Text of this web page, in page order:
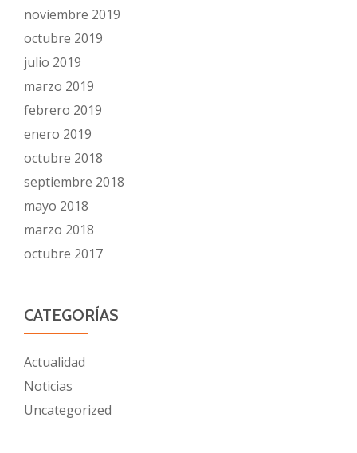
noviembre 2019
octubre 2019
julio 2019
marzo 2019
febrero 2019
enero 2019
octubre 2018
septiembre 2018
mayo 2018
marzo 2018
octubre 2017
CATEGORÍAS
Actualidad
Noticias
Uncategorized